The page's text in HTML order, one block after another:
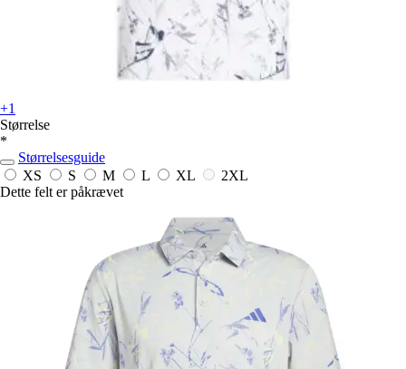
+1
Størrelse
*
Størrelsesguide
XS
S M L XL
2XL
Dette felt er påkrævet